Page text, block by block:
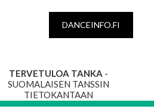
DANCEINFO.FI
TERVETULOA TANKA -
SUOMALAISEN TANSSIN
TIETOKANTAAN